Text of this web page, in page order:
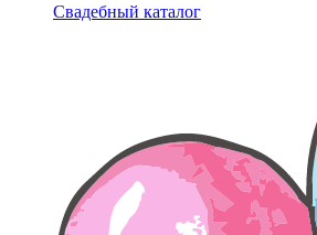
Свадебный каталог